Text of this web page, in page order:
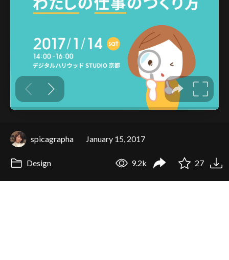
spicagrapha January 15, 2017
Design 9.2k 27